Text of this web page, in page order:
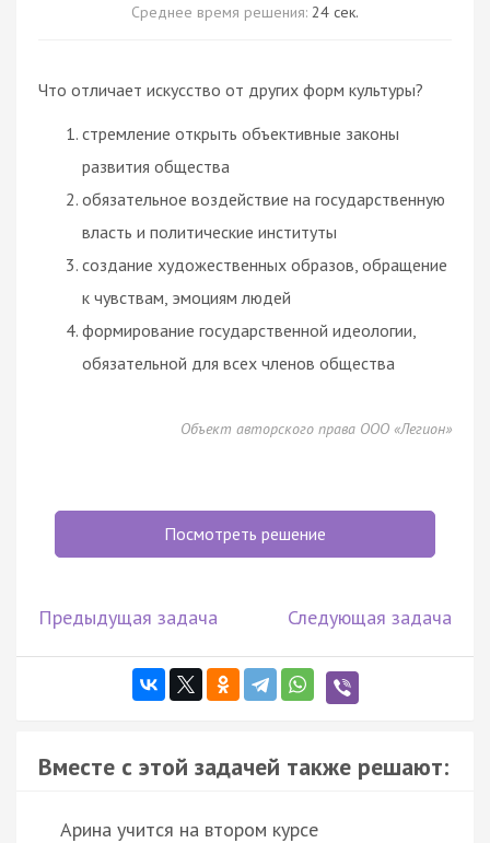
Среднее время решения: 24 сек.
Что отличает искусство от других форм культуры?
стремление открыть объективные законы
развития общества
обязательное воздействие на государственную
власть и политические институты
создание художественных образов, обращение
к чувствам, эмоциям людей
формирование государственной идеологии,
обязательной для всех членов общества
Объект авторского права ООО «Легион»
Посмотреть решение
Предыдущая задача Следующая задача
Вместе с этой задачей также решают:
Арина учится на втором курсе